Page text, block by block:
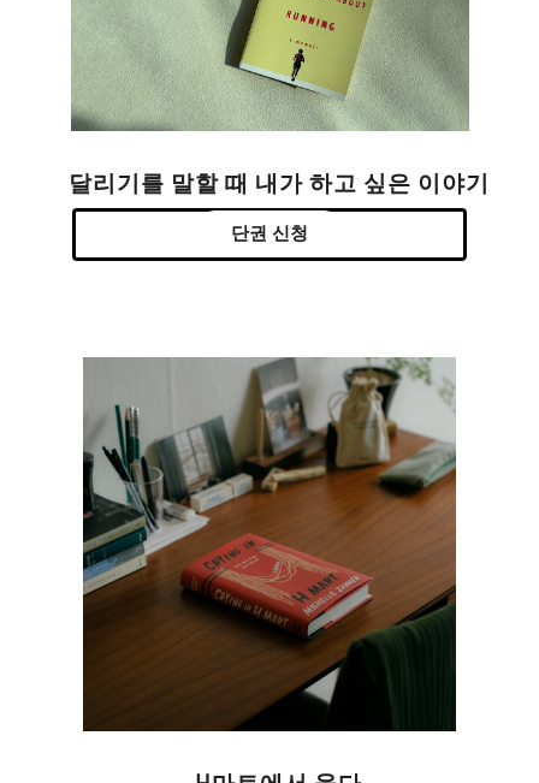
달리기를 말할 때 내가 하고 싶은 이야기
단권 신청